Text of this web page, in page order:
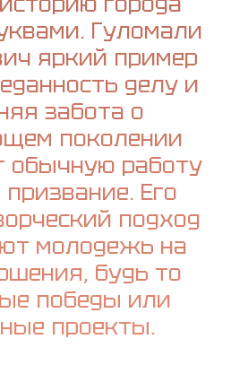
Гуломали
яркий пример
делу и
забота о
поколении
обычную работу
Его
подход
молодежь на
будь то
победы или
проекты.